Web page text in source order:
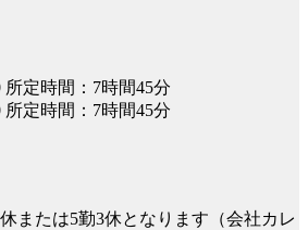
所定時間：7時間45分
所定時間：7時間45分
または5勤3休となります（会社カレ